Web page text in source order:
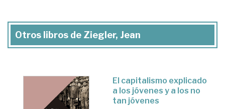
Otros libros de Ziegler, Jean
El capitalismo explicado
a los jóvenes y a los no
tan jóvenes